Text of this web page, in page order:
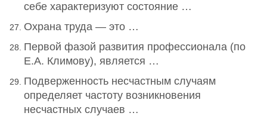
себе характеризуют состояние …
Охрана труда — это …
Первой фазой развития профессионала (по
Е.А. Климову), является …
Подверженность несчастным случаям
определяет частоту возникновения
несчастных случаев …